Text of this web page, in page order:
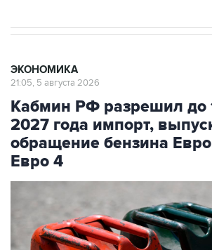
ЭКОНОМИКА
21:05, 5 августа 2026
Кабмин РФ разрешил до
2027 года импорт,
обращение бензина
Евро 4